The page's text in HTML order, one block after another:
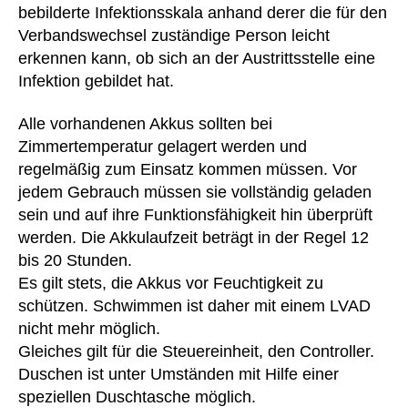
bebilderte Infektionsskala anhand derer die für den
Verbandswechsel zuständige Person leicht
erkennen kann, ob sich an der Austrittsstelle eine
Infektion gebildet hat.
Alle vorhandenen Akkus sollten bei
Zimmertemperatur gelagert werden und
regelmäßig zum Einsatz kommen müssen. Vor
jedem Gebrauch müssen sie vollständig geladen
sein und auf ihre Funktionsfähigkeit hin überprüft
werden. Die Akkulaufzeit beträgt in der Regel 12
bis 20 Stunden.
Es gilt stets, die Akkus vor Feuchtigkeit zu
schützen. Schwimmen ist daher mit einem LVAD
nicht mehr möglich.
Gleiches gilt für die Steuereinheit, den Controller.
Duschen ist unter Umständen mit Hilfe einer
speziellen Duschtasche möglich.